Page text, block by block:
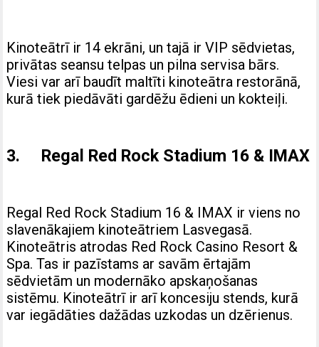
Kinoteātrī ir 14 ekrāni, un tajā ir VIP sēdvietas,
privātas seansu telpas un pilna servisa bārs.
Viesi var arī baudīt maltīti kinoteātra restorānā,
kurā tiek piedāvāti gardēžu ēdieni un kokteiļi.
3. Regal Red Rock Stadium 16 & IMAX
Regal Red Rock Stadium 16 & IMAX ir viens no
slavenākajiem kinoteātriem Lasvegasā.
Kinoteātris atrodas Red Rock Casino Resort &
Spa. Tas ir pazīstams ar savām ērtajām
sēdvietām un modernāko apskaņošanas
sistēmu. Kinoteātrī ir arī koncesiju stends, kurā
var iegādāties dažādas uzkodas un dzērienus.